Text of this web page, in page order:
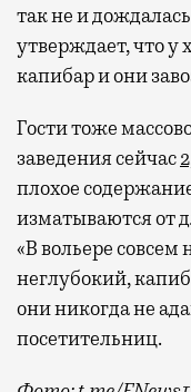
Бизнес-зал
провести
окна за тем, как
самолеты. В
в лаунжах. В
несколько — в
гаваней. На
Лаунжи
не только в
так не и
утверждает, что у
капибар и они
Гости тоже
заведения сейчас
плохое
изматываются от
«В вольере совсем
неглубокий,
они никогда не
посетительниц.